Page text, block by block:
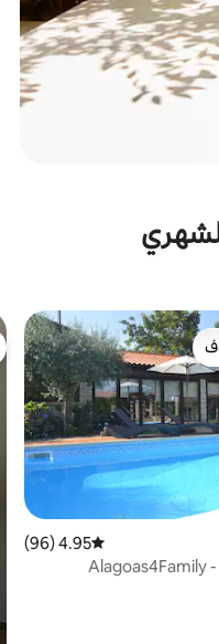
متوسط التقييم 4.95 من 5، 96 مراجعات
4.95 (96)
Alagoas4Family